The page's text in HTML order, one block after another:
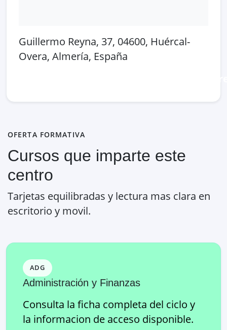
Guillermo Reyna, 37, 04600, Huércal-
Overa, Almería, España
OFERTA FORMATIVA
Cursos que imparte este
centro
Tarjetas equilibradas y lectura mas clara en
escritorio y movil.
ADG
Administración y Finanzas
Consulta la ficha completa del ciclo y
la informacion de acceso disponible.